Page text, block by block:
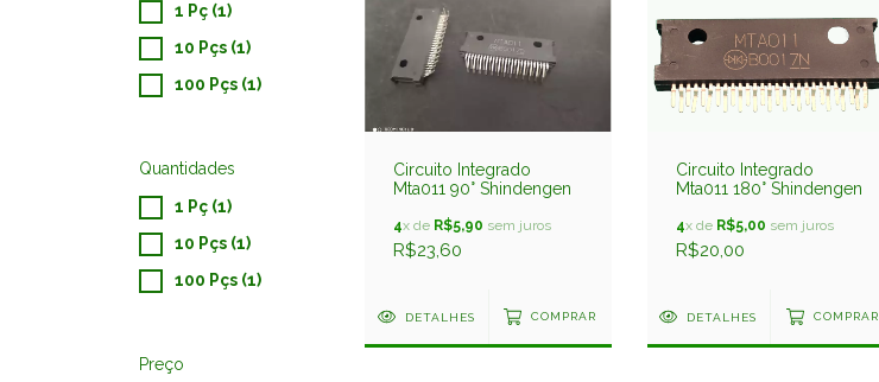
1 Pç (1)
10 Pçs (1)
100 Pçs (1)
Quantidades
1 Pç (1)
10 Pçs (1)
100 Pçs (1)
Preço
Circuito Integrado
Mta011 90° Shindengen
4x de R$5,90 sem juros
R$23,60
DETALHES COMPRAR
Circuito Integrado
Mta011 180° Shindengen
4x de R$5,00 sem juros
R$20,00
DETALHES COMPRAR